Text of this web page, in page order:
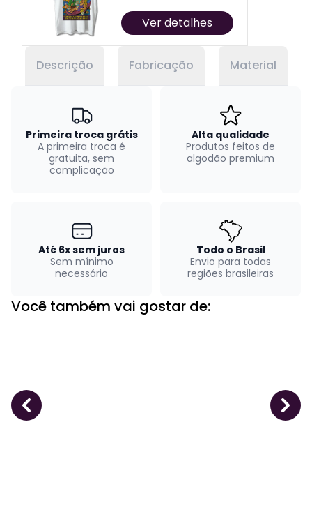
Ver detalhes
Descrição Fabricação Material
Primeira troca grátis
A primeira troca é
gratuita, sem
complicação
Alta qualidade
Produtos feitos de
algodão premium
Até 6x sem juros
Sem mínimo
necessário
Todo o Brasil
Envio para todas
regiões brasileiras
Você também vai gostar de: